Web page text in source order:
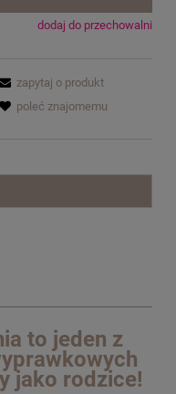
dodaj do przechowalni
zapytaj o produkt
poleć znajomemu
płatności
to jeden z
jako rodzice!